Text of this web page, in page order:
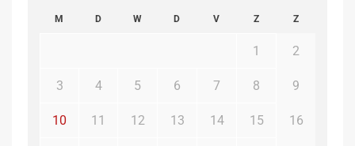
M D W D V Z Z
1 2
3 4 5 6 7 8 9
10 11 12 13 14 15 16